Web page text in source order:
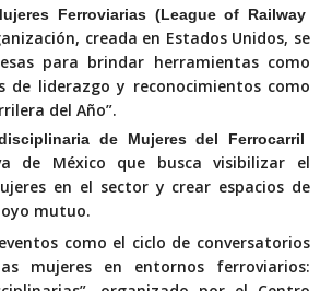
Ferroviarias (League of Railway
creada en Estados Unidos, se
para brindar herramientas como
de liderazgo y reconocimientos como
del Año”.
de Mujeres del Ferrocarril
de México que busca visibilizar el
en el sector y crear espacios de
mutuo.
como el ciclo de conversatorios
mujeres en entornos ferroviarios: